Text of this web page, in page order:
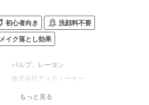
初心者向き 洗顔料不要
メイク落とし効果
パルプ、レーヨン
株式会社アィティーオー
もっと見る